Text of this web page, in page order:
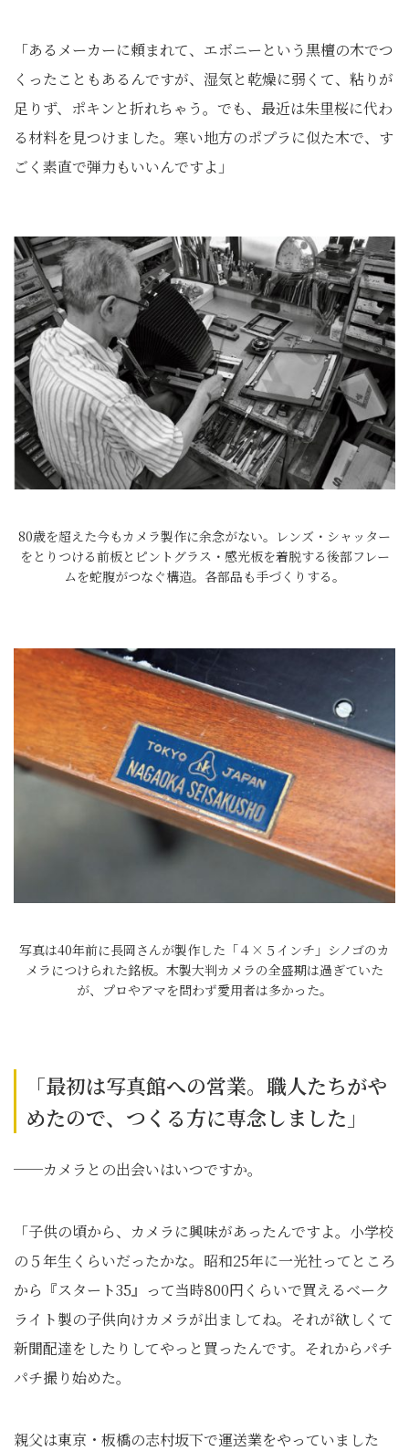
「あるメーカーに頼まれて、エボニーという黒檀の木でつ
くったこともあるんですが、湿気と乾燥に弱くて、粘りが
足りず、ポキンと折れちゃう。でも、最近は朱里桜に代わ
る材料を見つけました。寒い地方のポプラに似た木で、す
ごく素直で弾力もいいんですよ」
80歳を超えた今もカメラ製作に余念がない。レンズ・シャッター
をとりつける前板とピントグラス・感光板を着脱する後部フレー
ムを蛇腹がつなぐ構造。各部品も手づくりする。
写真は40年前に長岡さんが製作した「４×５インチ」シノゴのカ
メラにつけられた銘板。木製大判カメラの全盛期は過ぎていた
が、プロやアマを問わず愛用者は多かった。
「最初は写真館への営業。職人たちがや
めたので、つくる方に専念しました」
──カメラとの出会いはいつですか。
「子供の頃から、カメラに興味があったんですよ。小学校
の５年生くらいだったかな。昭和25年に一光社ってところ
から『スタート35』って当時800円くらいで買えるベーク
ライト製の子供向けカメラが出ましてね。それが欲しくて
新聞配達をしたりしてやっと買ったんです。それからパチ
パチ撮り始めた。
親父は東京・板橋の志村坂下で運送業をやっていました